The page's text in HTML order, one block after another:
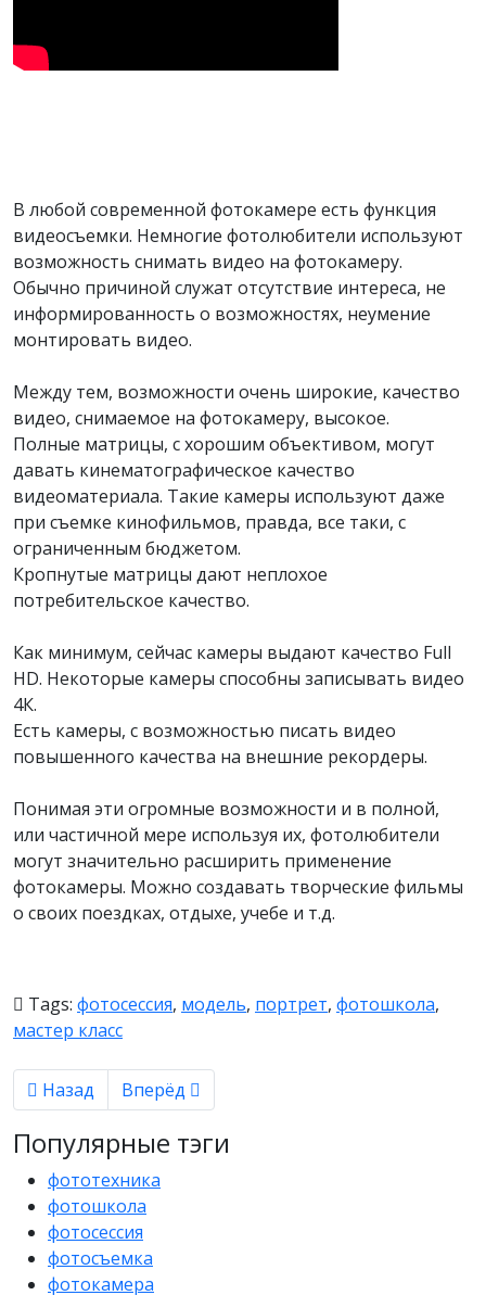
В любой современной фотокамере есть функция
видеосъемки. Немногие фотолюбители используют
возможность снимать видео на фотокамеру.
Обычно причиной служат отсутствие интереса, не
информированность о возможностях, неумение
монтировать видео.
Между тем, возможности очень широкие, качество
видео, снимаемое на фотокамеру, высокое.
Полные матрицы, с хорошим объективом, могут
давать кинематографическое качество
видеоматериала. Такие камеры используют даже
при съемке кинофильмов, правда, все таки, с
ограниченным бюджетом.
Кропнутые матрицы дают неплохое
потребительское качество.
Как минимум, сейчас камеры выдают качество Full
HD. Некоторые камеры способны записывать видео
4К.
Есть камеры, с возможностью писать видео
повышенного качества на внешние рекордеры.
Понимая эти огромные возможности и в полной,
или частичной мере используя их, фотолюбители
могут значительно расширить применение
фотокамеры. Можно создавать творческие фильмы
о своих поездках, отдыхе, учебе и т.д.
Tags: фотосессия, модель, портрет, фотошкола,
мастер класс
Предыдущий материал: Фотопортрет с
Назад Следующий материал: Ночная
Вперёд
Популярные тэги
фототехника
фотошкола
фотосессия
фотосъемка
фотокамера